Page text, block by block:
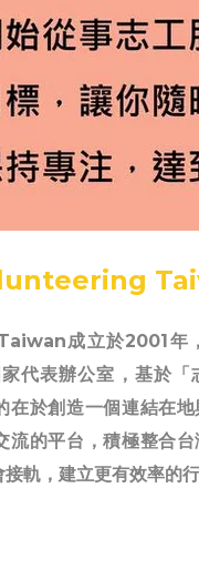
成立於2001年
家代表辦公室，基於
在於創造一個連結在
流的平台，積極整合
軌，建立更有效率的